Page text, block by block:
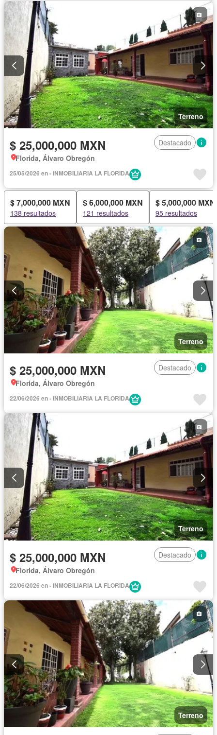
Terreno
$ 25,000,000 MXN
Destacado
Florida, Álvaro Obregón
25/05/2026 en - INMOBILIARIA LA FLORIDA
$ 7,000,000 MXN
138 resultados
$ 6,000,000 MXN
121 resultados
$ 5,000,000 MXN
95 resultados
Terreno
$ 25,000,000 MXN
Destacado
Florida, Álvaro Obregón
22/06/2026 en - INMOBILIARIA LA FLORIDA
Terreno
$ 25,000,000 MXN
Destacado
Florida, Álvaro Obregón
22/06/2026 en - INMOBILIARIA LA FLORIDA
Terreno